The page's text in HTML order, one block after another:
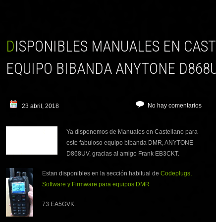
DISPONIBLES MANUALES EN CASTELLANO PARA EL
EQUIPO BIBANDA ANYTONE
23 abril, 2018 No hay comentarios
Ya disponemos de Manuales en Castellano para
este fabuloso equipo bibanda DMR, ANYTONE
D868UV, gracias al amigo Frank EB3CKT.
Estan disponibles en la sección habitual de Codeplugs,
Software y Firmware para equipos DMR
73 EA5GVK.